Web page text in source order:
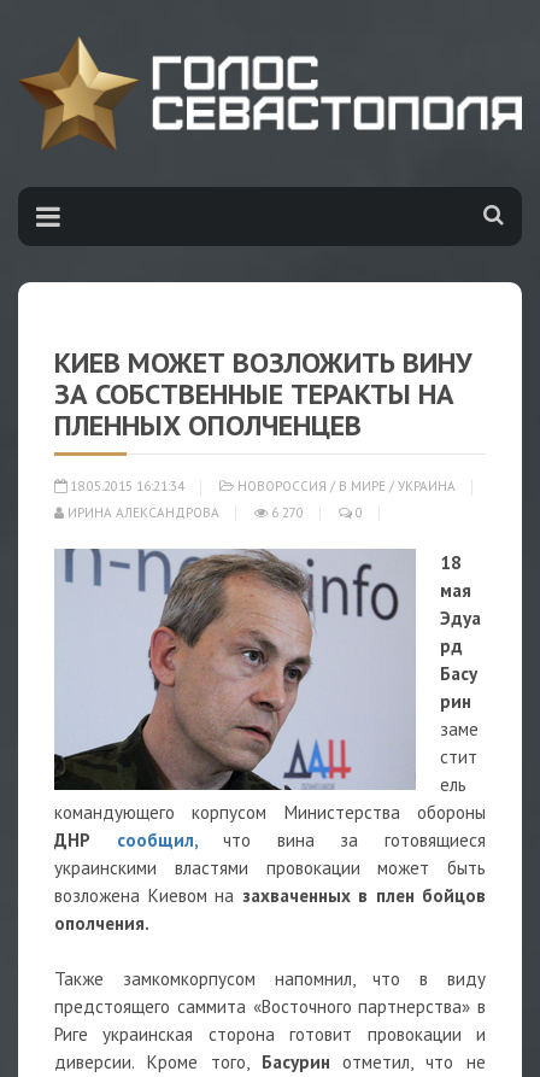
КИЕВ МОЖЕТ ВОЗЛОЖИТЬ ВИНУ
ЗА СОБСТВЕННЫЕ ТЕРАКТЫ НА
ПЛЕННЫХ ОПОЛЧЕНЦЕВ
18.05.2015 16:21:34 НОВОРОССИЯ / В МИРЕ / УКРАИНА
ИРИНА АЛЕКСАНДРОВА
6 270 0
18
мая
Эдуа
рд
Басу
рин
заме
стит
ель
командующего корпусом Министерства обороны
ДНР сообщил,
что вина за готовящиеся
украинскими властями провокации может быть
возложена Киевом на захваченных в плен бойцов
ополчения.
Также замкомкорпусом напомнил, что в виду
предстоящего саммита «Восточного партнерства» в
Риге украинская сторона готовит провокации и
диверсии. Кроме того, Басурин отметил, что не